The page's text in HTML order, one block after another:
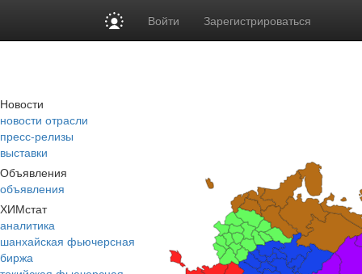
Войти Зарегистрироваться
Новости
новости отрасли
пресс-релизы
выставки
Объявления
объявления
ХИМстат
аналитика
шанхайская фьючерсная
биржа